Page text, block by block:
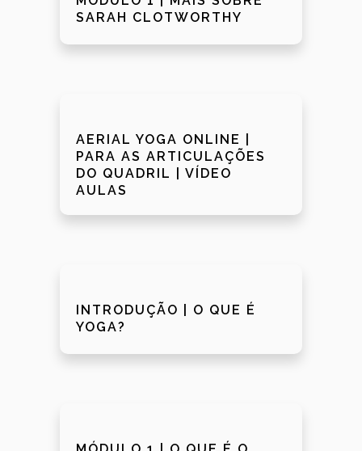
SARAH CLOTWORTHY
AERIAL YOGA ONLINE |
PARA AS ARTICULAÇÕES
DO QUADRIL | VÍDEO
AULAS
INTRODUÇÃO | O QUE É
YOGA?